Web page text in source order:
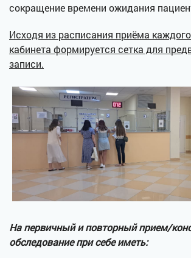
сокращение времени ожидания
Исходя из расписания приёма
кабинета формируется сетка для
записи.
На первичный и повторный прием/
обследование при себе иметь: